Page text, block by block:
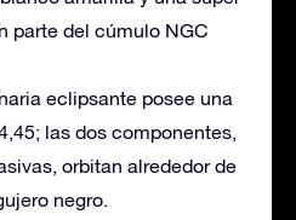
parte del cúmulo NGC
eclipsante posee una
las dos componentes,
orbitan alrededor de
negro.